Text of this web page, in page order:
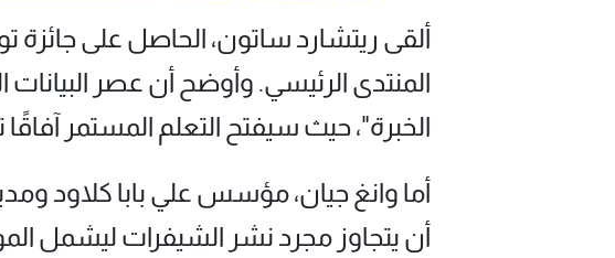
المنتدى الرئيسي. وأوضح أن عصر
الخبرة"، حيث سيفتح التعلم المستمر آفاقًا
أما وانغ جيان، مؤسس علي بابا كلاود
أن يتجاوز مجرد نشر الشيفرات ليشمل